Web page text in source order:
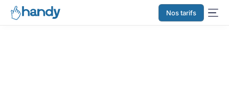
Nos tarifs